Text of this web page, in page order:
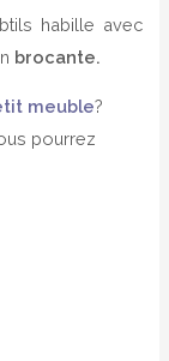
habille avec
brocante.
meuble?
pourrez